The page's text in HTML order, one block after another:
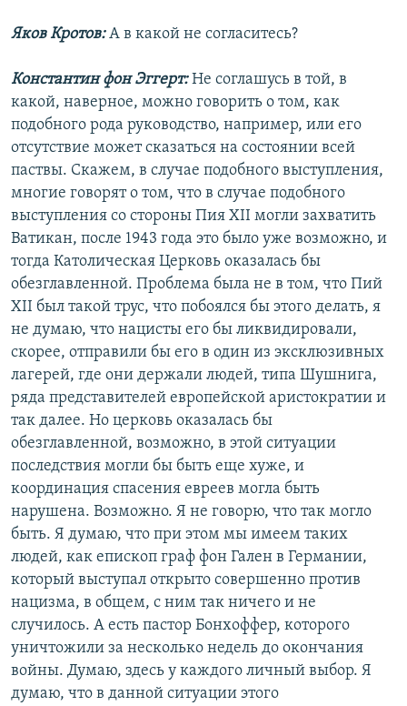
Яков Кротов:А в какой не согласитесь?
Константин фон Эггерт:Не соглашусь в той, в
какой, наверное, можно говорить о том, как
подобного рода руководство, например, или его
отсутствие может сказаться на состоянии всей
паствы. Скажем, в случае подобного выступления,
многие говорят о том, что в случае подобного
выступления со стороны Пия XII могли захватить
Ватикан, после 1943 года это было уже возможно, и
тогда Католическая Церковь оказалась бы
обезглавленной. Проблема была не в том, что Пий
XII был такой трус, что побоялся бы этого делать, я
не думаю, что нацисты его бы ликвидировали,
скорее, отправили бы его в один из эксклюзивных
лагерей, где они держали людей, типа Шушнига,
ряда представителей европейской аристократии и
так далее. Но церковь оказалась бы
обезглавленной, возможно, в этой ситуации
последствия могли бы быть еще хуже, и
координация спасения евреев могла быть
нарушена. Возможно. Я не говорю, что так могло
быть. Я думаю, что при этом мы имеем таких
людей, как епископ граф фон Гален в Германии,
который выступал открыто совершенно против
нацизма, в общем, с ним так ничего и не
случилось. А есть пастор Бонхоффер, которого
уничтожили за несколько недель до окончания
войны. Думаю, здесь у каждого личный выбор. Я
думаю, что в данной ситуации этого